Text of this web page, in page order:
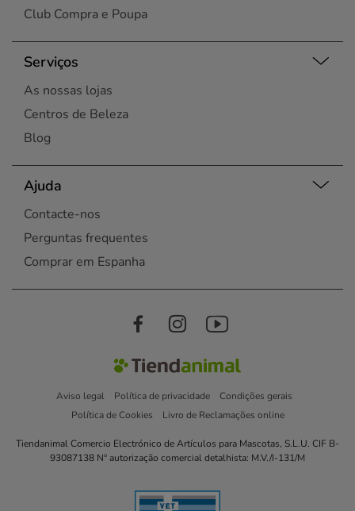
Club Compra e Poupa
Serviços
As nossas lojas
Centros de Beleza
Blog
Ajuda
Contacte-nos
Perguntas frequentes
Comprar em Espanha
Aviso legal Política de privacidade
Condições gerais
Política de Cookies
Livro de Reclamações online
Tiendanimal Comercio Electrónico de Artículos para Mascotas, S.L.U. CIF B-
93087138 Nº autorização comercial detalhista: M.V./I-131/M